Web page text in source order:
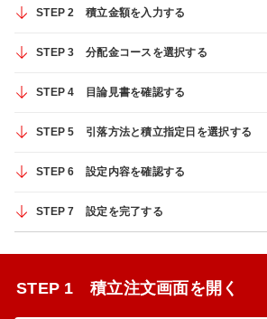
STEP 2 積立金額を入力する
STEP 3 分配金コースを選択する
STEP 4 目論見書を確認する
STEP 5 引落方法と積立指定日を選択する
STEP 6 設定内容を確認する
STEP 7 設定を完了する
STEP 1 積立注文画面を開く